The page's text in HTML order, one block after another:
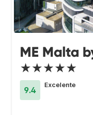
ME Malta
★★★★★
9.4
Excelente